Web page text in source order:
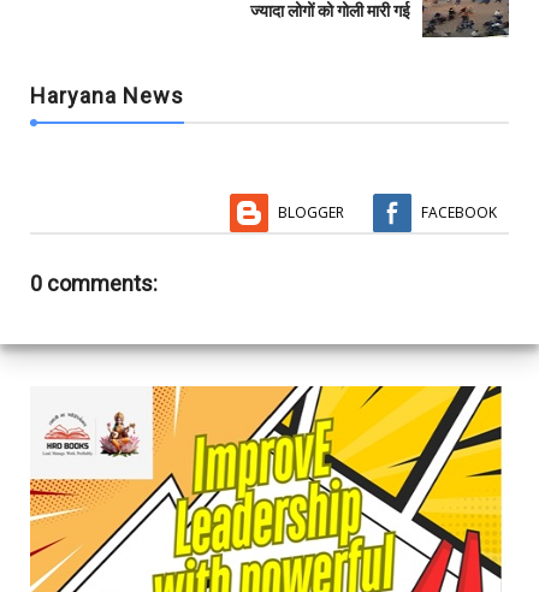
ज्यादा लोगों को गोली मारी गई
Haryana News
BLOGGER FACEBOOK
0 comments: